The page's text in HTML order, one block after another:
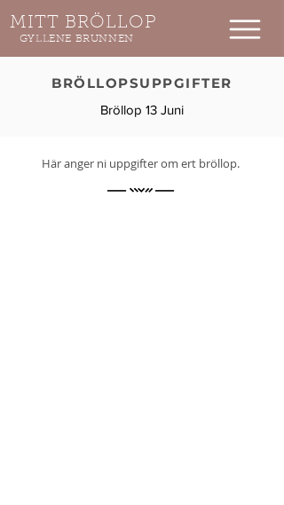
MITT BRÖLLOP
GYLLENE BRUNNEN
BRÖLLOPSUPPGIFTER
Bröllop 13 Juni
Här anger ni uppgifter om ert bröllop.